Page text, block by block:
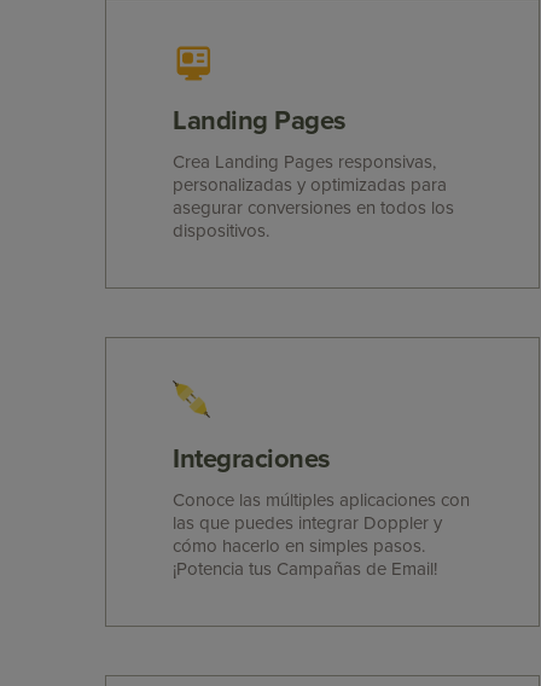
Landing Pages
Crea Landing Pages responsivas,
personalizadas y optimizadas para
asegurar conversiones en todos los
dispositivos.
Integraciones
Conoce las múltiples aplicaciones con
las que puedes integrar Doppler y
cómo hacerlo en simples pasos.
¡Potencia tus Campañas de Email!